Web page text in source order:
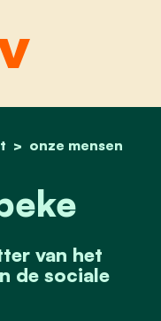
onze mensen
verbeke
van het
de sociale